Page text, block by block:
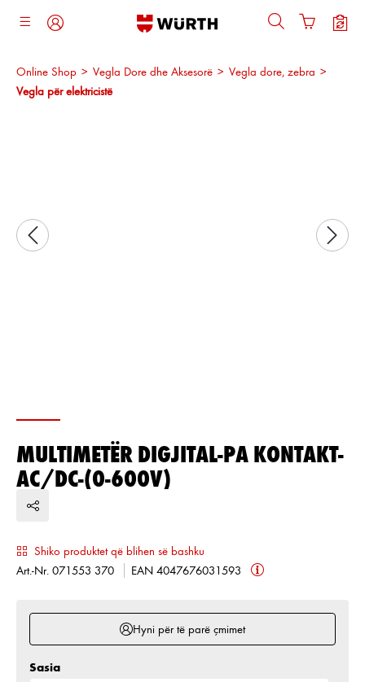
kryesore
Online Shop > Vegla Dore dhe Aksesorë > Vegla dore, zebra >
Vegla për elektricistë
MULTIMETËR DIGJITAL-PA KONTAKT-
AC/DC-(0-600V)
Shiko produktet që blihen së bashku
Art.-Nr. 071553 370
EAN 4047676031593
Hyni për të parë çmimet
Sasia e produktit: Shkruani sasinë e dëshiruar
Sasia